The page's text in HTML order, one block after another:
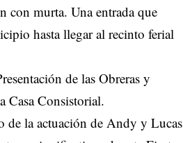
con murta. Una entrada que
hasta llegar al recinto ferial
de las Obreras y
Casa Consistorial.
de la actuación de Andy y Lucas